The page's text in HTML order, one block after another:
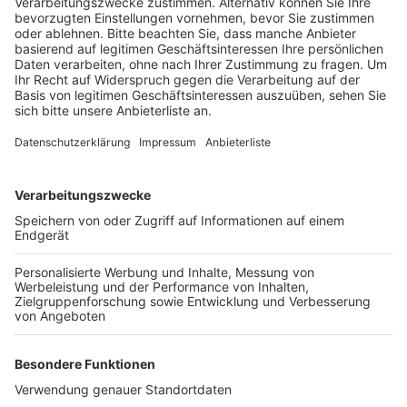
Fahrrad bis nach Berlin.
Veröffentlicht:Freitag, 04.09.2020 07:25
Anzeige
dem neuen Kohlekraftwerk in Datteln, aber auch bei
Landwirten, die unter der Klimakrise leiden. Außerdem
soll es Vorträge und Aktionen zu Themen rund um den
Klimawandel oder erneuerbare Energien geben. Die
Fahrraddemo startet im Rahmen der Kölner "Fridays
For Future" Demonstration um 12 Uhr auf der Kölner
Domplatte.